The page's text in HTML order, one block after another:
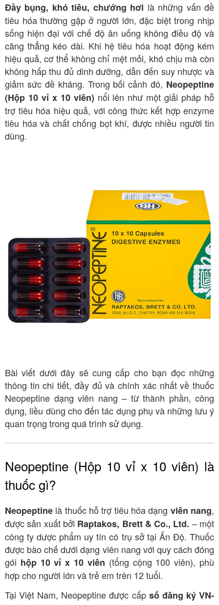
Đầy bụng, khó tiêu, chướng hơi là những vấn đề
tiêu hóa thường gặp ở người lớn, đặc biệt trong nhịp
sống hiện đại với chế độ ăn uống không điều độ và
căng thẳng kéo dài. Khi hệ tiêu hóa hoạt động kém
hiệu quả, cơ thể không chỉ mệt mỏi, khó chịu mà còn
không hấp thu đủ dinh dưỡng, dẫn đến suy nhược và
giảm sức đề kháng. Trong bối cảnh đó, Neopeptine
(Hộp 10 vỉ x 10 viên) nổi lên như một giải pháp hỗ
trợ tiêu hóa hiệu quả, với công thức kết hợp enzyme
tiêu hóa và chất chống bọt khí, được nhiều người tin
dùng.
Bài viết dưới đây sẽ cung cấp cho bạn đọc những
thông tin chi tiết, đầy đủ và chính xác nhất về thuốc
Neopeptine dạng viên nang – từ thành phần, công
dụng, liều dùng cho đến tác dụng phụ và những lưu ý
quan trọng trong quá trình sử dụng.
Neopeptine (Hộp 10 vỉ x 10 viên) là
thuốc gì?
Neopeptine là thuốc hỗ trợ tiêu hóa dạng viên nang,
được sản xuất bởi Raptakos, Brett & Co., Ltd. – một
công ty dược phẩm uy tín có trụ sở tại Ấn Độ. Thuốc
được bào chế dưới dạng viên nang với quy cách đóng
gói hộp 10 vỉ x 10 viên (tổng cộng 100 viên), phù
hợp cho người lớn và trẻ em trên 12 tuổi.
Tại Việt Nam, Neopeptine được cấp số đăng ký VN-